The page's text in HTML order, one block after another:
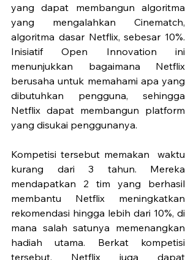
yang dapat membangun algoritma
yang mengalahkan Cinematch,
algoritma dasar Netflix, sebesar 10%.
Inisiatif Open Innovation ini
menunjukkan bagaimana Netflix
berusaha untuk memahami apa yang
dibutuhkan pengguna, sehingga
Netflix dapat membangun platform
yang disukai penggunanya.
Kompetisi tersebut memakan  waktu
kurang dari 3 tahun. Mereka
mendapatkan 2 tim yang berhasil
membantu Netflix meningkatkan
rekomendasi hingga lebih dari 10%, di
mana salah satunya memenangkan
hadiah utama. Berkat kompetisi
tersebut, Netflix juga dapat